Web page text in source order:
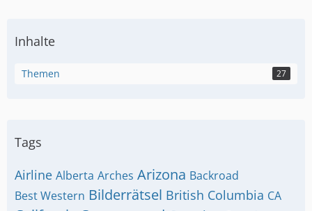
Inhalte
Themen 27
Tags
Airline Alberta Arches Arizona Backroad
Best Western Bilderrätsel British Columbia CA